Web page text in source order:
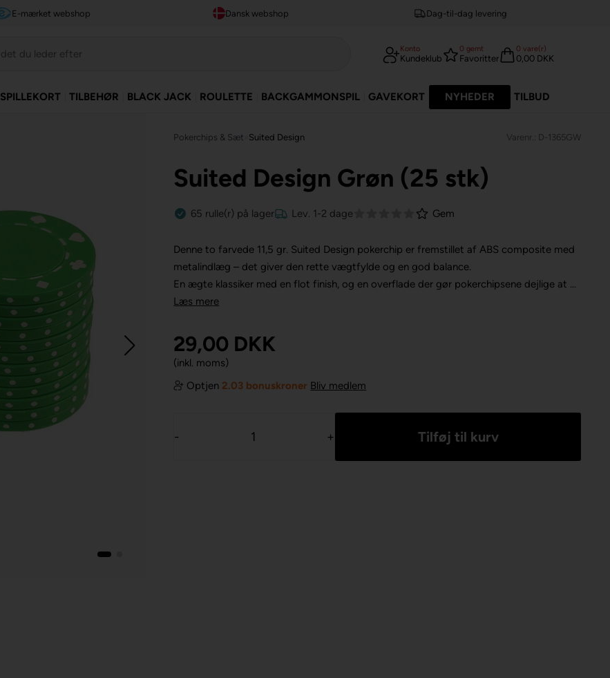
E-mærket webshop Dansk webshop Dag-til-dag levering
Konto
Kundeklub
0 gemt
Favoritter
0 vare(r)
0,00 DKK
SPILLEKORT TILBEHØR BLACK JACK ROULETTE BACKGAMMONSPIL GAVEKORT NYHEDER TILBUD
Pokerchips & Sæt Suited Design Varenr.: D-1365GW
Suited Design Grøn (25 stk)
65 rulle(r) på lager Lev. 1-2 dage Gem
Denne to farvede 11,5 gr. Suited Design pokerchip er fremstillet af ABS composite med
metalindlæg – det giver den rette vægtfylde og en god balance.
En ægte klassiker med en flot finish, og en overflade der gør pokerchipsene dejlige at ...
Læs mere
29,00 DKK
(inkl. moms)
Optjen 2.03 bonuskroner Bliv medlem
- +